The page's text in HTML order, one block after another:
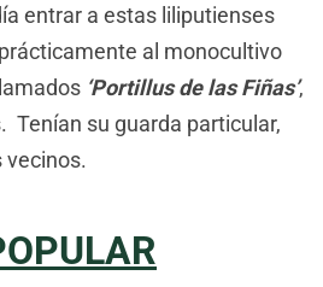
entrar a estas liliputienses
al monocultivo
‘Portillus de las Fiñas’,
Tenían su guarda particular,
vecinos.